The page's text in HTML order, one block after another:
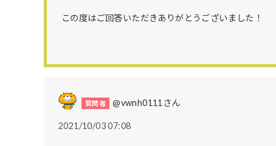
この度はご回答いただきありがとうございました！
@vwnh0111さん
2021/10/03 07:08